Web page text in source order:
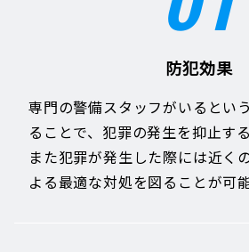
防犯効果
専門の警備スタッフがいるとい
ることで、犯罪の発生を抑止す
また犯罪が発生した際には近く
よる最適な対処を図ることが可能